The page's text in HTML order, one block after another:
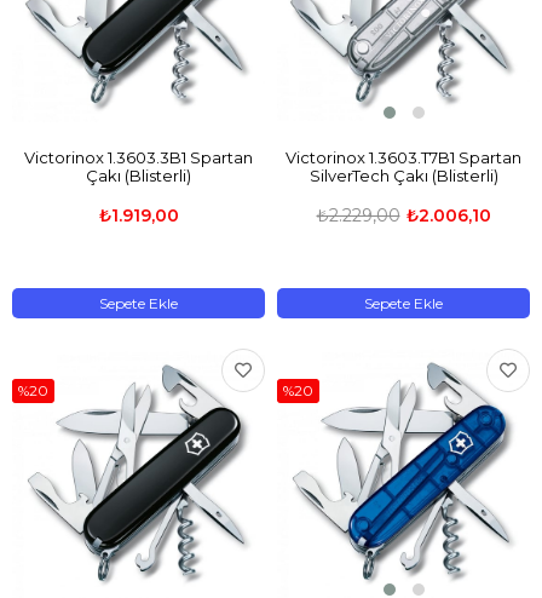
Victorinox 1.3603.3B1 Spartan
Çakı (Blisterli)
₺1.919,00
Sepete Ekle
Victorinox 1.3603.T7B1 Spartan
SilverTech Çakı (Blisterli)
₺2.006,10
₺2.229,00
Sepete Ekle
%20 %20